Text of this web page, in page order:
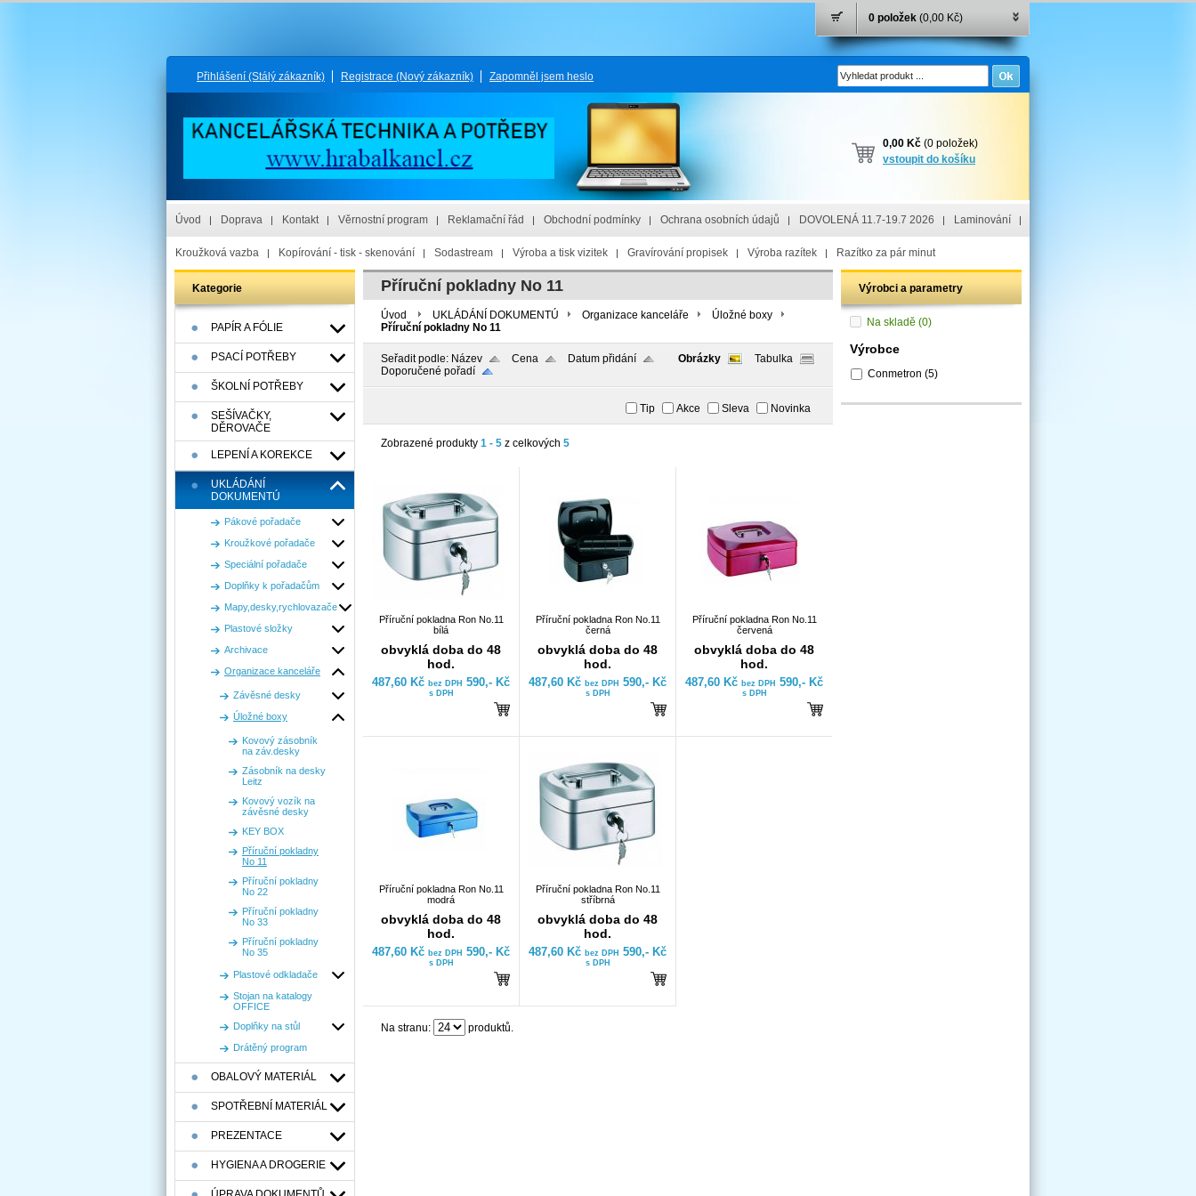
0 položek (0,00 Kč)
Přihlášení (Stálý zákazník) Registrace (Nový zákazník) Zapomněl jsem heslo
0,00 Kč (0 položek)
vstoupit do košíku
Úvod Doprava Kontakt Věrnostní program Reklamační řád Obchodní podmínky Ochrana osobních údajů DOVOLENÁ 11.7-19.7 2026 Laminování
Kroužková vazba Kopírování - tisk - skenování Sodastream Výroba a tisk vizitek Gravírování propisek Výroba razítek Razítko za pár minut
Kategorie
PAPÍR A FÓLIE
PSACÍ POTŘEBY
ŠKOLNÍ POTŘEBY
SEŠÍVAČKY,
DĚROVAČE
LEPENÍ A KOREKCE
UKLÁDÁNÍ
DOKUMENTÚ
Pákové pořadače
Kroužkové pořadače
Speciální pořadače
Doplňky k pořadačům
Mapy,desky,rychlovazače
Plastové složky
Archivace
Organizace kanceláře
Závěsné desky
Úložné boxy
Kovový zásobník
na záv.desky
Zásobník na desky
Leitz
Kovový vozík na
závěsné desky
KEY BOX
Příruční pokladny
No 11
Příruční pokladny
No 22
Příruční pokladny
No 33
Příruční pokladny
No 35
Plastové odkladače
Stojan na katalogy
OFFICE
Doplňky na stůl
Drátěný program
OBALOVÝ MATERIÁL
SPOTŘEBNÍ MATERIÁL
PREZENTACE
HYGIENA A DROGERIE
Příruční pokladny No 11
Úvod UKLÁDÁNÍ DOKUMENTÚ Organizace kanceláře
Úložné boxy
Příruční pokladny No 11
Seřadit podle: Název Cena
Datum přidání
Doporučené pořadí
Obrázky Tabulka
Tip Akce Sleva Novinka
Zobrazené produkty 1 - 5 z celkových 5
Příruční pokladna Ron No.11
bílá
obvyklá doba do 48
hod.
487,60 Kč bez DPH 590,- Kč
s DPH
Příruční pokladna Ron No.11
černá
obvyklá doba do 48
hod.
487,60 Kč bez DPH 590,- Kč
s DPH
Příruční pokladna Ron No.11
červená
obvyklá doba do 48
hod.
487,60 Kč bez DPH 590,- Kč
s DPH
Příruční pokladna Ron No.11
modrá
obvyklá doba do 48
hod.
487,60 Kč bez DPH 590,- Kč
s DPH
Příruční pokladna Ron No.11
stříbrná
obvyklá doba do 48
hod.
487,60 Kč bez DPH 590,- Kč
s DPH
Na stranu: produktů.
Výrobci a parametry
Na skladě (0)
Výrobce
Conmetron (5)